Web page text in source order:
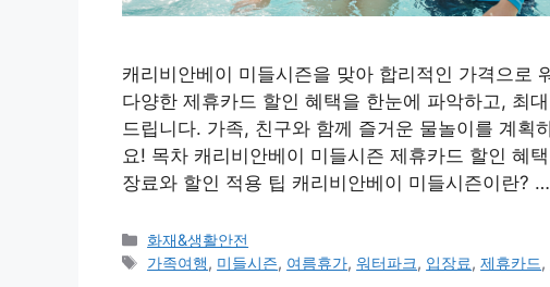
캐리비안베이 미들시즌을 맞아 합리적인 가격으로
다양한 제휴카드 할인 혜택을 한눈에 파악하고, 최
드립니다. 가족, 친구와 함께 즐거운 물놀이를 계획
요! 목차 캐리비안베이 미들시즌 제휴카드 할인 혜
장료와 할인 적용 팁 캐리비안베이 미들시즌이란? …
카
테
화재&생활안전
태
가족여행, 미들시즌, 여름휴가,워터파크, 입장료,제휴카드,